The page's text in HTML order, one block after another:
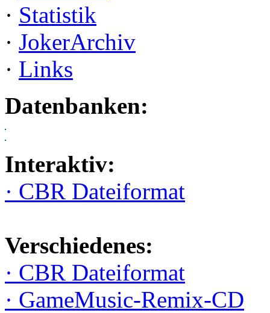
· Statistik
· JokerArchiv
· Links
Datenbanken:
Interaktiv:
· CBR Dateiformat
Verschiedenes:
· CBR Dateiformat
· GameMusic-Remix-CD